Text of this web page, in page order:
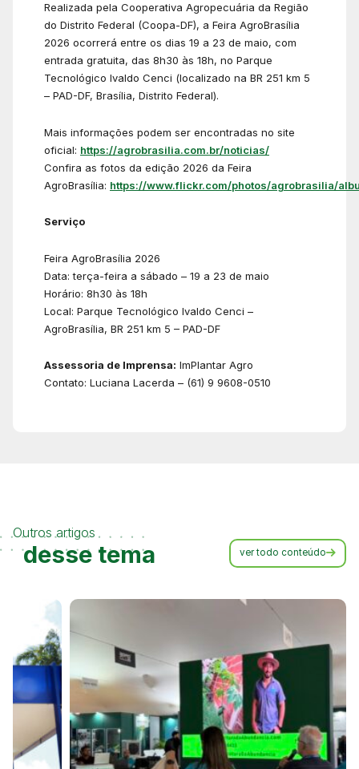
Realizada pela Cooperativa Agropecuária da Região
do Distrito Federal (Coopa-DF), a Feira AgroBrasília
2026 ocorrerá entre os dias 19 a 23 de maio, com
entrada gratuita, das 8h30 às 18h, no Parque
Tecnológico Ivaldo Cenci (localizado na BR 251 km 5
– PAD-DF, Brasília, Distrito Federal).
Mais informações podem ser encontradas no site
oficial: https://agrobrasilia.com.br/noticias/
Confira as fotos da edição 2026 da Feira
AgroBrasília: https://www.flickr.com/photos/agrobrasilia/
Serviço
Feira AgroBrasília 2026
Data: terça-feira a sábado – 19 a 23 de maio
Horário: 8h30 às 18h
Local: Parque Tecnológico Ivaldo Cenci –
AgroBrasília, BR 251 km 5 – PAD-DF
Assessoria de Imprensa: ImPlantar Agro
Contato: Luciana Lacerda – (61) 9 9608-0510
Outros artigos
desse tema ver todo conteúdo